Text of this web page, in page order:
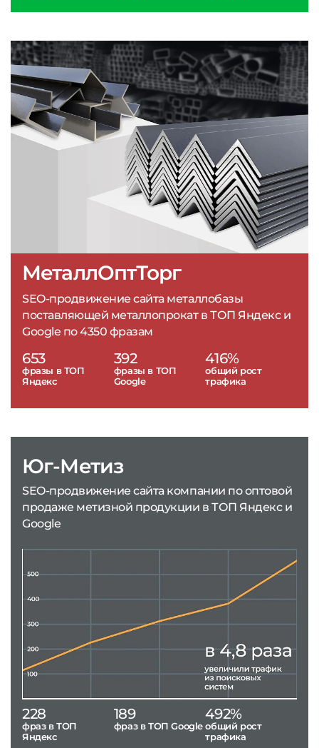
МеталлОптТорг
SEO-продвижение сайта металлобазы
поставляющей металлопрокат в ТОП Яндекс и
Google по 4350 фразам
653
фразы в ТОП
Яндекс
392
фразы в ТОП
Google
416%
общий рост
трафика
Юг-Метиз
SEO-продвижение сайта компании по оптовой
продаже метизной продукции в ТОП Яндекс и
Google
228
фраз в ТОП
Яндекс
189
фраз в ТОП Google
492%
общий рост
трафика